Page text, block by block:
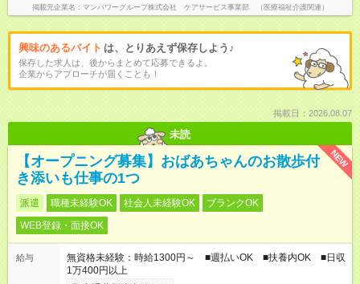
掲載元企業名 マンパワーグループ株式会社 ケアサービス事業部 （医療福祉介護関連）
興味のあるバイト は、とりあえず保存しよう♪
保存した求人は、後からまとめて応募できるよ。
企業からアプローチが届くことも！
掲載日：2026.08.07
未読
NEW
【オープニング募集】おばあちゃんのお散歩付
き添いも仕事の1つ
派遣 職種未経験OK 社会人未経験OK
ブランクOK
WEB登録・面接OK
給与
無資格未経験：時給1300円～ ■週払いOK ■扶養内OK ■日収
1万400円以上